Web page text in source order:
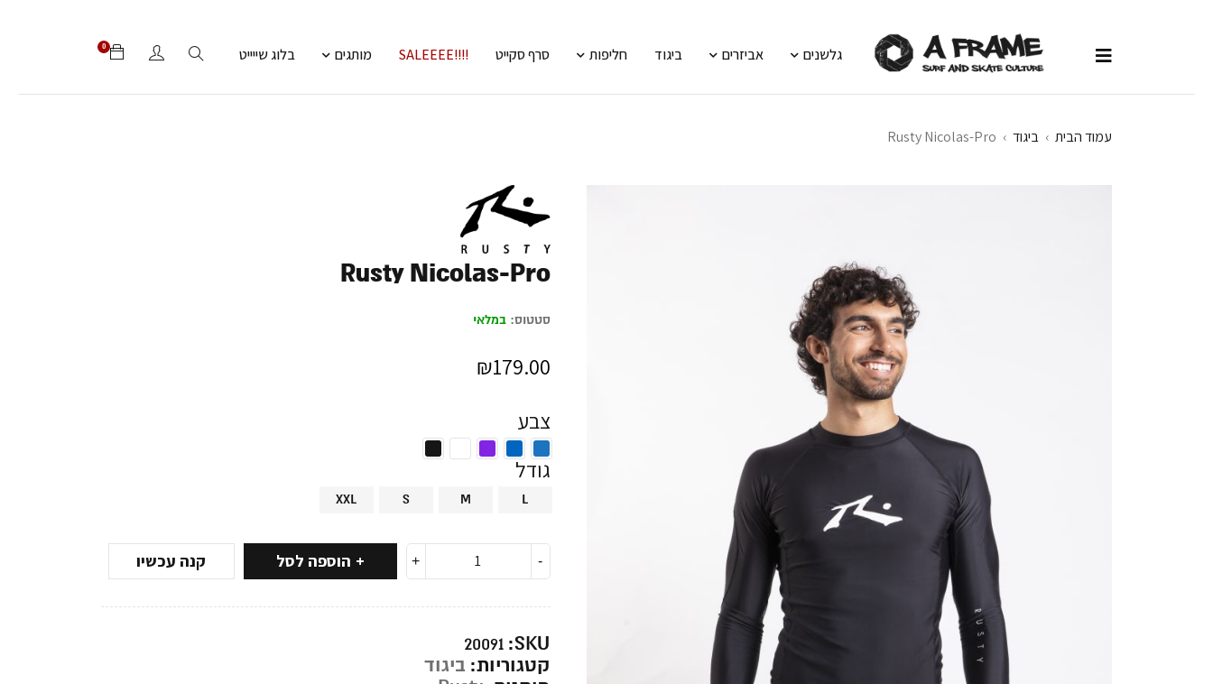
גלשנים אביזרים ביגוד חליפות סרף סקייט !!!!SALEEEE מותגים בלוג שייייט 0
עמוד הבית › ביגוד ›
Rusty Nicolas-Pro
Rusty Nicolas-Pro
סטטוס: במלאי
₪179.00
צבע
גודל
L
M
S
XXL
הוספה לסל קנה עכשיו
SKU:
20091
קטגוריות: ביגוד